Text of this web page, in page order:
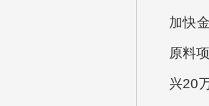
加快
原料
兴20